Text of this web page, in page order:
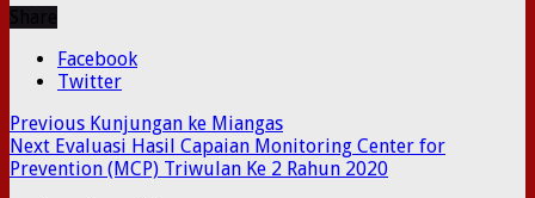
Facebook
Twitter
Previous Kunjungan ke Miangas
Next Evaluasi Hasil Capaian Monitoring Center for
Prevention (MCP) Triwulan Ke 2 Rahun 2020